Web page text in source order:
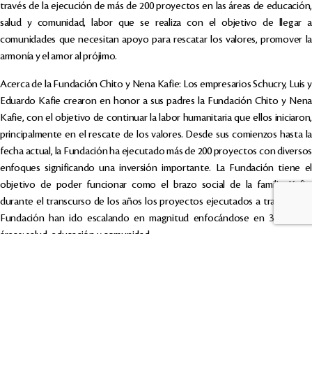
través de la ejecución de más de 200 proyectos en las áreas de educación,
salud y comunidad, labor que se realiza con el objetivo de llegar a
comunidades que necesitan apoyo para rescatar los valores, promover la
armonía y el amor al prójimo.
Acerca de la Fundación Chito y Nena Kafie: Los empresarios Schucry, Luis y
Eduardo Kafie crearon en honor a sus padres la Fundación Chito y Nena
Kafie, con el objetivo de continuar la labor humanitaria que ellos iniciaron,
principalmente en el rescate de los valores. Desde sus comienzos hasta la
fecha actual, la Fundación ha ejecutado más de 200 proyectos con diversos
enfoques significando una inversión importante. La Fundación tiene el
objetivo de poder funcionar como el brazo social de la familia Kafie,
durante el transcurso de los años los proyectos ejecutados a través de la
Fundación han ido escalando en magnitud enfocándose en 3 grandes
áreas: salud, educación y comunidad.